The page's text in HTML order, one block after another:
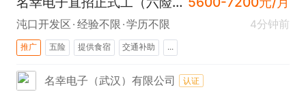
沌口开发区 经验不限 学历不限 4分钟前
推广 五险 提供食宿 交通补助 ...
名幸电子（武汉）有限公司 认证